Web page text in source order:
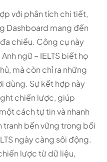
với phân tích chi tiết,
Dashboard mang đến
chiều. Công cụ này
ngữ – IELTS biết họ
mà còn chỉ ra những
dùng. Sự kết hợp này
chiến lược, giúp
cách tự tin và nhanh
tranh bền vững trong bối
ngày càng sôi động.
lược từ dữ liệu,